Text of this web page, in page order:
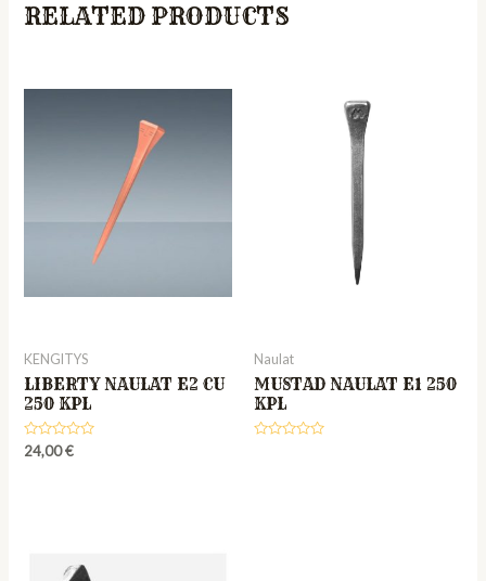
RELATED PRODUCTS
KENGITYS
LIBERTY NAULAT E2 CU
250 KPL
Rated
24,00€
Naulat
MUSTAD NAULAT E1 250
KPL